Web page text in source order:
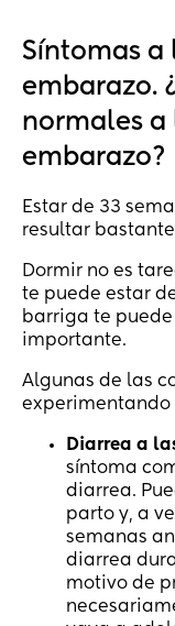
Síntomas a
embarazo.
normales a
embarazo?
Estar de 33
resultar
Dormir no es
te puede estar
barriga te
importante.
Algunas de las
experimentando
Diarrea a
síntoma
diarrea.
parto y, a
semanas
diarrea
motivo de